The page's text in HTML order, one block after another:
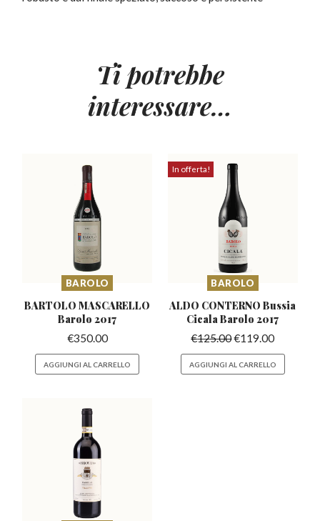
Ti potrebbe
interessare…
BAROLO
BARTOLO MASCARELLO
Barolo 2017
€350.00
AGGIUNGI AL CARRELLO
In offerta!
BAROLO
ALDO CONTERNO Bussia
Cicala Barolo 2017
€125.00€119.00
AGGIUNGI AL CARRELLO